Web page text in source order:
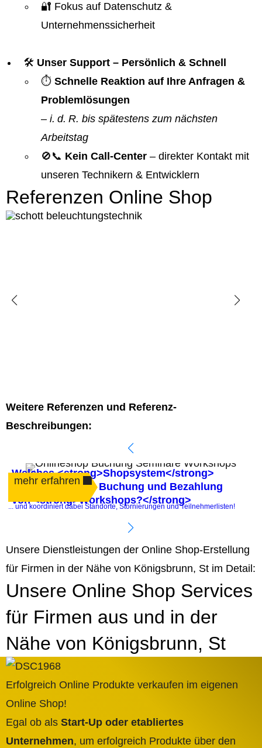
🔐 Fokus auf Datenschutz &
Unternehmenssicherheit
🛠️ Unser Support – Persönlich & Schnell
⏱️ Schnelle Reaktion auf Ihre Anfragen &
Problemlösungen
– i. d. R. bis spätestens zum nächsten
Arbeitstag
🚫📞 Kein Call-Center – direkter Kontakt mit
unseren Technikern & Entwicklern
Referenzen Online Shop
Weitere Referenzen und Referenz-
Beschreibungen:
Welches <strong>Shopsystem</strong>
automatisiert die Buchung und Bezahlung
von <strong>Workshops?</strong>
mehr erfahren
... und koordiniert dabei Standorte, Stornierungen und Teilnehmerlisten!
Unsere Dienstleistungen der Online Shop-Erstellung
für Firmen in der Nähe von Königsbrunn, St im Detail:
Unsere Online Shop Services
für Firmen aus und in der
Nähe von Königsbrunn, St
Erfolgreich Online Produkte verkaufen im eigenen
Online Shop!
Egal ob als Start-Up oder etabliertes
Unternehmen, um erfolgreich Produkte über den